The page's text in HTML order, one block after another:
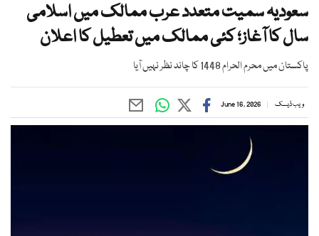
سعودیہ سمیت متعدد عرب ممالک میں اسلامی
سال کا آغاز؛ کئی ممالک میں تعطیل کا اعلان
پاکستان میں محرم الحرام 1448 کا چاند نظر نہیں آیا
ویب ڈیسک June 16, 2026